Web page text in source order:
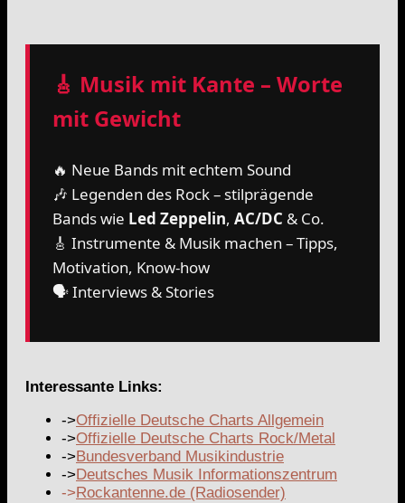
🎸 Musik mit Kante – Worte
mit Gewicht
🔥 Neue Bands mit echtem Sound
🎶 Legenden des Rock – stilprägende
Bands wie Led Zeppelin,AC/DC & Co.
🎸 Instrumente & Musik machen – Tipps,
Motivation, Know-how
🗣️ Interviews & Stories
Interessante Links:
->Offizielle Deutsche Charts Allgemein
->Offizielle Deutsche Charts Rock/Metal
->Bundesverband Musikindustrie
->Deutsches Musik Informationszentrum
->Rockantenne.de (Radiosender)